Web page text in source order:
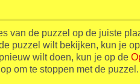
van de puzzel op de juiste
puzzel wilt bekijken, kun je
wilt doen, kun je op de
om te stoppen met de puzzel.